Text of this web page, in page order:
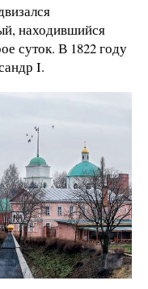
находившийся
суток. В 1822 году
I.